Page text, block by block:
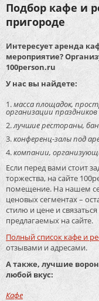
Подбор кафе и
пригороде
Интересует аренда
мероприятие?
100person.ru
У нас вы найдете:
масса площадок,
организации
лучшие рестораны,
конференц-залы под
компании,
Если перед вами стоит
торжества, на сайте
помещение. На нашем
ценовых сегментах –
стилю и цене и
предлагаемых на сайте.
Полный список кафе и
отзывами и адресами.
А также, лучшие
любой вкус:
Кафе